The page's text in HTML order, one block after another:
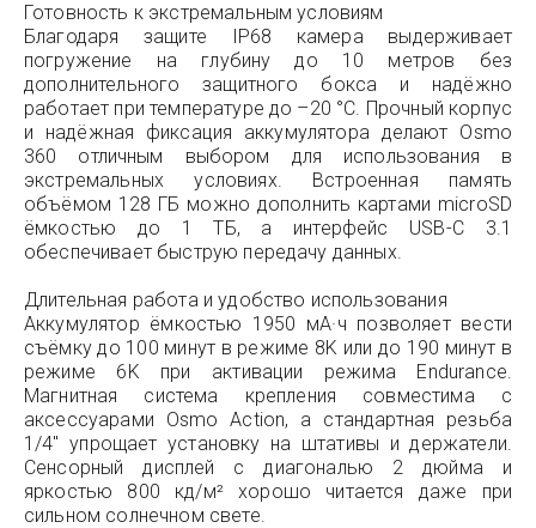
Готовность к экстремальным условиям
Благодаря защите IP68 камера выдерживает
погружение на глубину до 10 метров без
дополнительного защитного бокса и надёжно
работает при температуре до –20 °C. Прочный корпус
и надёжная фиксация аккумулятора делают Osmo
360 отличным выбором для использования в
экстремальных условиях. Встроенная память
объёмом 128 ГБ можно дополнить картами microSD
ёмкостью до 1 ТБ, а интерфейс USB-C 3.1
обеспечивает быструю передачу данных.
Длительная работа и удобство использования
Аккумулятор ёмкостью 1950 мА·ч позволяет вести
съёмку до 100 минут в режиме 8K или до 190 минут в
режиме 6K при активации режима Endurance.
Магнитная система крепления совместима с
аксессуарами Osmo Action, а стандартная резьба
1/4" упрощает установку на штативы и держатели.
Сенсорный дисплей с диагональю 2 дюйма и
яркостью 800 кд/м² хорошо читается даже при
сильном солнечном свете.